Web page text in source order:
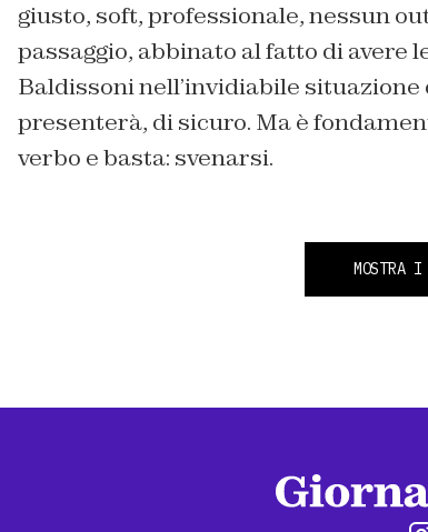
giusto, soft, professionale, nessun
passaggio, abbinato al fatto di avere
Baldissoni nell’invidiabile
presenterà, di sicuro. Ma è
verbo e basta: svenarsi.
MOSTRA I